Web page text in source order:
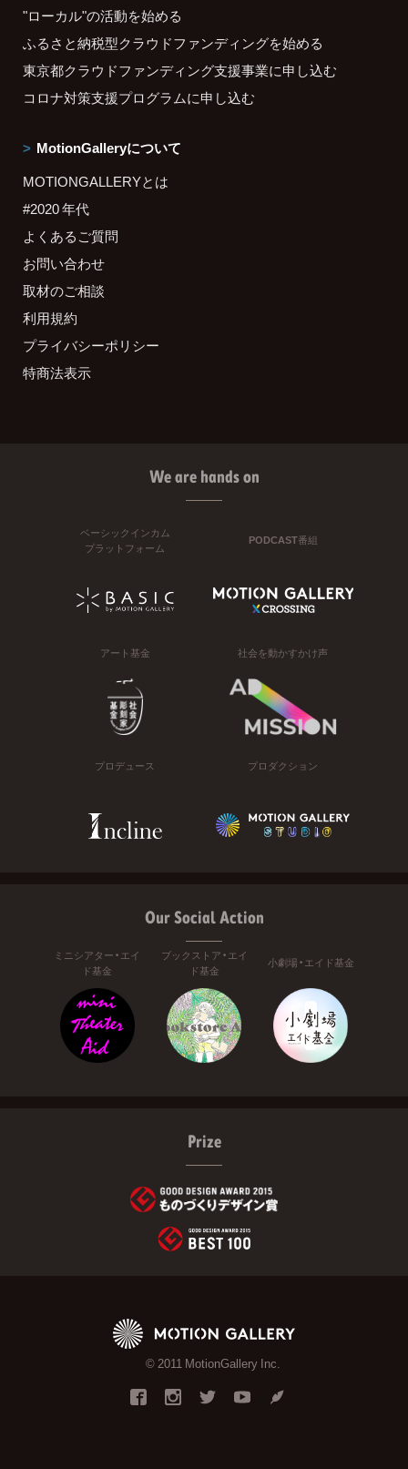
"ローカル"の活動を始める
ふるさと納税型クラウドファンディングを始める
東京都クラウドファンディング支援事業に申し込む
コロナ対策支援プログラムに申し込む
MotionGalleryについて
MOTIONGALLERYとは
#2020 年代
よくあるご質問
お問い合わせ
取材のご相談
利用規約
プライバシーポリシー
特商法表示
We are hands on
ベーシックインカム
プラットフォーム
PODCAST番組
アート基金 社会を動かすかけ声
プロデュース プロダクション
Our Social Action
ミニシアター・エイ
ド基金
ブックストア・エイ
ド基金
小劇場・エイド基金
Prize
© 2011 MotionGallery Inc.